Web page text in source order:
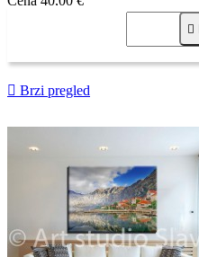

 Brzi pregled